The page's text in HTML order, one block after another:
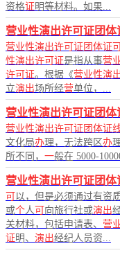
资格证明等材料。如果...
营业性演出许可证团
营业性演出许可证团体证
性演出许可证是指从事营
许可证。根据《营业性演
立演出场所经营单位，...
营业性演出许可证团
营业性演出许可证团体证
文化局办理，无法跨区办
所不同， 一般在 5000-
营业性演出许可证团
可以，但是必须通过有资
或个人可向旅行社或演出
关材料，包括申请表、 营
证明、 演出经纪人员资...